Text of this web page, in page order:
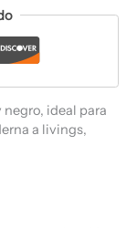
ideal para
a livings,